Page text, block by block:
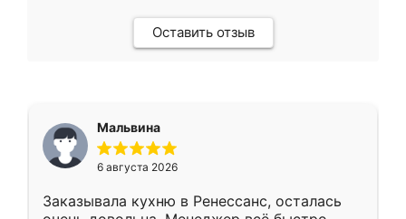
Оставить отзыв
Мальвина
6 августа 2026
Заказывала кухню в Ренессанс, осталась